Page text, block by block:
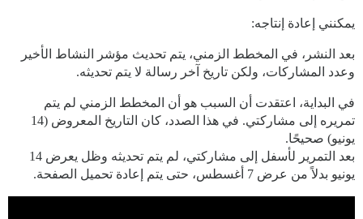
يمكنني إعادة إنتاجه:
بعد النشر، في المخطط الزمني، يتم تحديث مؤشر النشاط الأخير
وعدد المشاركات، ولكن تاريخ آخر رسالة لا يتم تحديثه.
في البداية، اعتقدت أن السبب هو أن المخطط الزمني لم يتم
تمريره إلى مشاركتي. في هذا الصدد، كان التاريخ المعروض (14
يونيو) صحيحًا.
بعد التمرير لأسفل إلى مشاركتي، لم يتم تحديثه وظل يعرض 14
يونيو بدلاً من عرض 7 أغسطس، حتى يتم إعادة تحميل الصفحة.